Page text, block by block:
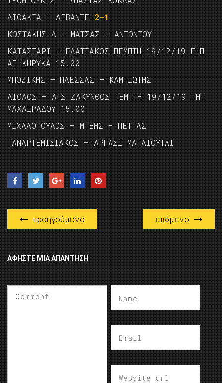
ΛΙΘΑΚΙΑ – ΛΕΒΑΝΤΕ 2-1
ΚΩΣΤΑΚΗΣ Δ – ΜΑΤΣΑΣ – ΑΝΤΩΝΙΟΥ
ΚΑΤΑΣΤΑΡΙ – ΕΛΑΤΙΑΚΟΣ ΠΕΜΠΤΗ 19/12/19 ΓΗΠ
ΑΓ ΚΗΡΥΚΑ 15.00
ΜΠΟΖΙΚΗΣ – ΠΛΕΣΣΑΣ – ΚΑΜΠΙΩΤΗΣ
ΑΙΟΛΟΣ – ΑΠΣ ΖΑΚΥΝΘΟΣ ΠΕΜΠΤΗ 19/12/19 ΓΗΠ
ΜΑΧΑΙΡΑΔΟΥ 15.00
ΜΙΧΑΛΟΠΟΥΛΟΣ – ΜΠΕΗΣ – ΠΕΤΤΑΣ
ΠΑΝΑΡΤΕΜΙΣΙΑΚΟΣ – ΑΡΓΑΣΙ ΜΑΤΑΙΟΥΤΑΙ
προηγούμενο επόμενο
ΑΦΉΣΤΕ ΜΙΑ ΑΠΆΝΤΗΣΗ